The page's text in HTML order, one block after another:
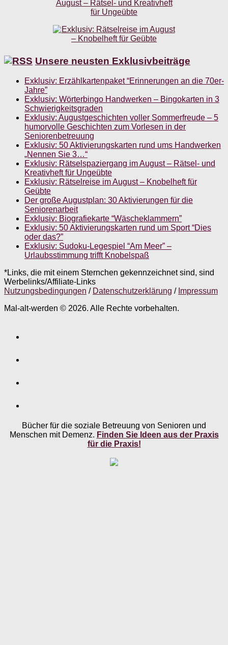
Unsere neusten Exklusivbeiträge
Exklusiv: Erzählkartenpaket “Erinnerungen an die 70er-
Jahre”
Exklusiv: Wörterbingo Handwerken – Bingokarten in 3
Schwierigkeitsgraden
Exklusiv: Augustgeschichten voller Sommerfreude – 5
humorvolle Geschichten zum Vorlesen in der
Seniorenbetreuung
Exklusiv: 50 Aktivierungskarten rund ums Handwerken
„Nennen Sie 3…“
Exklusiv: Rätselspaziergang im August – Rätsel- und
Kreativheft für Ungeübte
Exklusiv: Rätselreise im August – Knobelheft für
Geübte
Der große Augustplan: 30 Aktivierungen für die
Seniorenarbeit
Exklusiv: Biografiekarte “Wäscheklammern”
Exklusiv: 50 Aktivierungskarten rund um Sport “Dies
oder das?”
Exklusiv: Sudoku-Legespiel “Am Meer” –
Urlaubsstimmung trifft Knobelspaß
*Links, die mit einem Sternchen gekennzeichnet sind, sind
Werbelinks/Affiliate-Links
Nutzungsbedingungen / Datenschutzerklärung / Impressum
Mal-alt-werden © 2026. Alle Rechte vorbehalten.
Bücher für die soziale Betreuung von Senioren und
Menschen mit Demenz. Finden Sie Ideen aus der Praxis
für die Praxis!